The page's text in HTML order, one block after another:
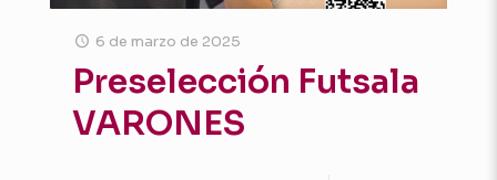
6 de marzo de 2025
Preselección Futsala
VARONES